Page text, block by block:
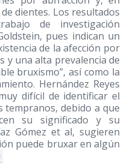
dientes. Los resultados
de investigación
pues indican un
de la afección por
y una alta prevalencia de
bruxismo”, así como la
Hernández Reyes
difícil de identificar el
tempranos, debido a que
su significado y su
Gómez et al, sugieren
puede bruxar en algún